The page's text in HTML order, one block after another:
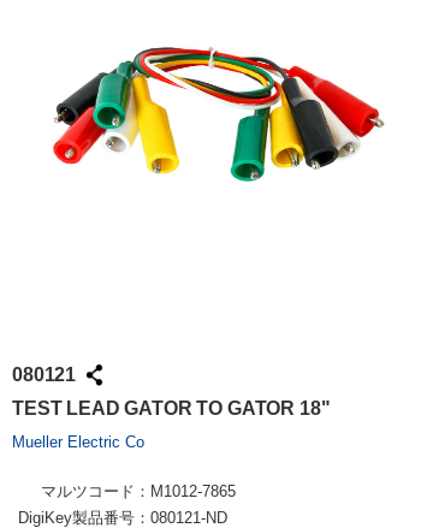
080121
TEST LEAD GATOR TO GATOR 18"
Mueller Electric Co
マルツコード： M1012-7865
DigiKey製品番号： 080121-ND